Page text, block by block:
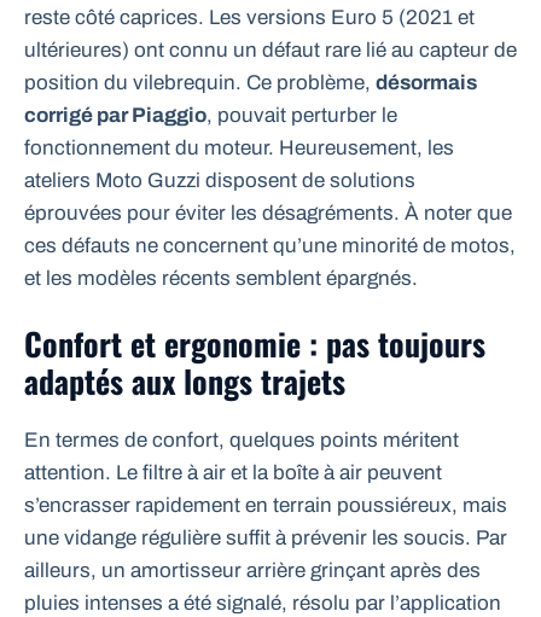
reste côté caprices. Les versions Euro 5 (2021 et
ultérieures) ont connu un défaut rare lié au capteur de
position du vilebrequin. Ce problème, désormais
corrigé par Piaggio, pouvait perturber le
fonctionnement du moteur. Heureusement, les
ateliers Moto Guzzi disposent de solutions
éprouvées pour éviter les désagréments. À noter que
ces défauts ne concernent qu’une minorité de motos,
et les modèles récents semblent épargnés.
Confort et ergonomie : pas toujours
adaptés aux longs trajets
En termes de confort, quelques points méritent
attention. Le filtre à air et la boîte à air peuvent
s’encrasser rapidement en terrain poussiéreux, mais
une vidange régulière suffit à prévenir les soucis. Par
ailleurs, un amortisseur arrière grinçant après des
pluies intenses a été signalé, résolu par l’application